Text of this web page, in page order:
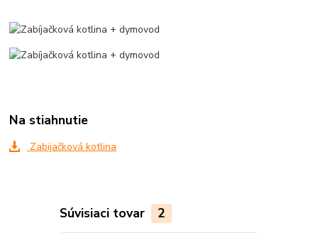
Na stiahnutie
Zabijačková kotlina
Súvisiaci tovar 2